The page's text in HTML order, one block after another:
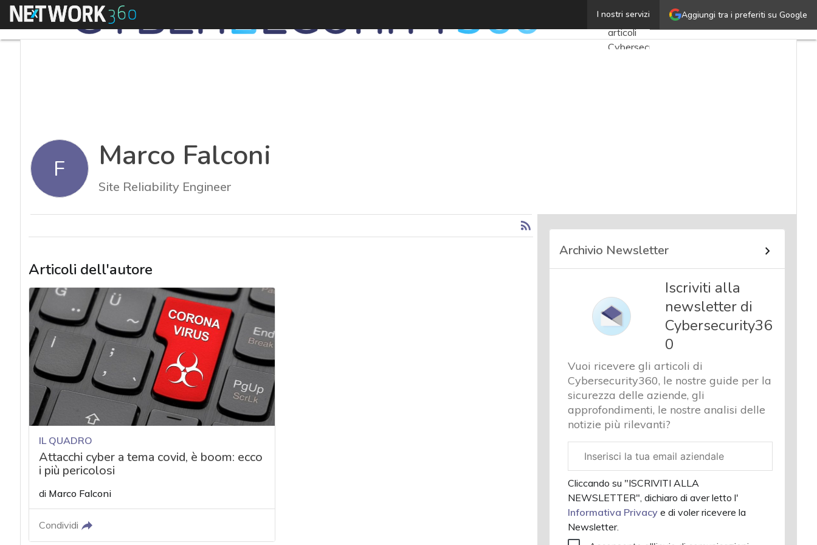
Aggiungi tra i preferiti su Google
I nostri servizi
Menu Marco FalconiUltimi
articoli
Cybersecurity
News,
attualità
Cyber
sicurezza
e privacy
Corsi
Chi siamo
F Marco Falconi
Site Reliability Engineer
Articoli dell'autore
IL QUADRO
Attacchi cyber a tema covid, è boom: ecco
i più pericolosi
di Marco Falconi
Condividi
Archivio Newsletter
Iscriviti alla
newsletter di
Cybersecurity36
0
Vuoi ricevere gli articoli di
Cybersecurity360, le nostre guide per la
sicurezza delle aziende, gli
approfondimenti, le nostre analisi delle
notizie più rilevanti?
aziendale
Cliccando su "ISCRIVITI ALLA
NEWSLETTER", dichiaro di aver letto l'
Informativa Privacye di voler ricevere la
Newsletter.